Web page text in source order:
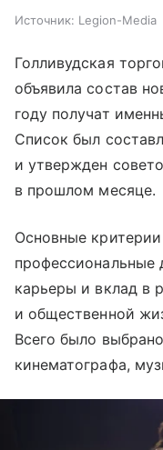
Источник: Legion-Media
Голливудская
объявила состав
году получат
Список был
и утвержден
в прошлом месяце.
Основные
профессиональные
карьеры и вклад в
и общественной
Всего было
кинематографа,